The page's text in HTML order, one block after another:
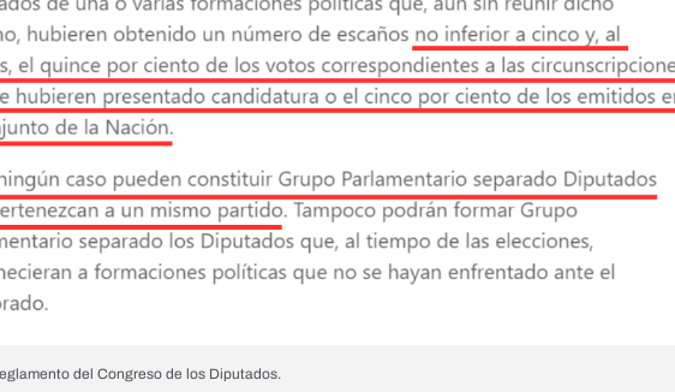
del Congreso de los Diputados.